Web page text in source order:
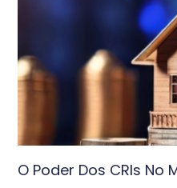
O Poder Dos CRIs No